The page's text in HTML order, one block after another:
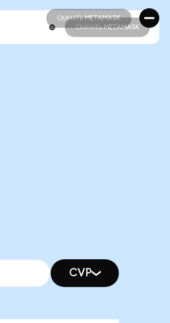
СКАЧАТЬ METAMASK
СКАЧАТЬ METAMASK
СКАЧАТЬ METAMASK
CVP